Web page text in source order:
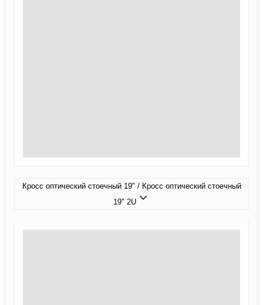
Кросс оптический стоечный 19" / Кросс оптический стоечный
19" 2U